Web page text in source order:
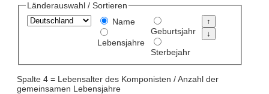
Länderauswahl / Sortieren
Name
Lebensjahre
Geburtsjahr
Sterbejahr
Spalte 4 = Lebensalter des Komponisten / Anzahl der
gemeinsamen Lebensjahre